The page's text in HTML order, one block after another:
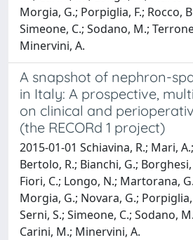
Morgia, G.; Porpiglia, F.; Rocco,
Simeone, C.; Sodano, M.;
Minervini, A.
A snapshot of nephron-
in Italy: A prospective,
on clinical and
(the RECORd 1 project)
2015-01-01 Schiavina, R.; Mari,
Bertolo, R.; Bianchi, G.;
Fiori, C.; Longo, N.; Martorana,
Morgia, G.; Novara, G.; Porpiglia,
Serni, S.; Simeone, C.; Sodano,
Carini, M.; Minervini, A.